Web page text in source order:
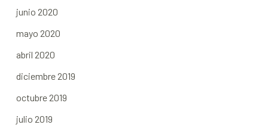
junio 2020
mayo 2020
abril 2020
diciembre 2019
octubre 2019
julio 2019